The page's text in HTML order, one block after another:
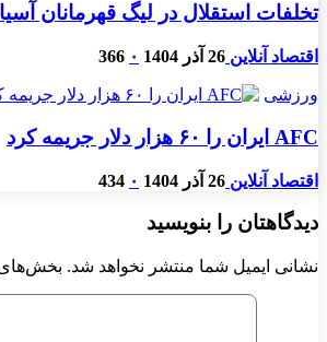
تخلفات استقلال در لیگ قهرمانان آسیا ۲ / AFC جریمه نقدی تعیین کرد
اقتصاد آنلاین 26 آذر 1404 ۰ 366
ورزشی
AFC ایران را ۶۰ هزار دلار جریمه کرد
اقتصاد آنلاین 26 آذر 1404 ۰ 434
دیدگاهتان را بنویسید
نشانی ایمیل شما منتشر نخواهد شد. بخش‌های